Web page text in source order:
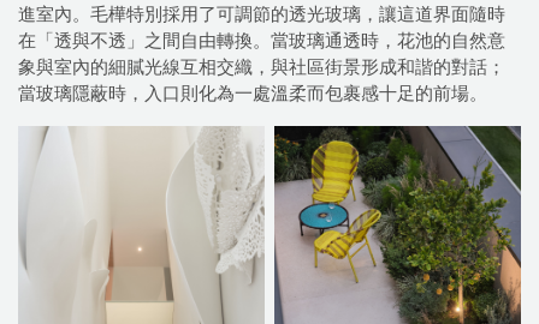
進室內。毛樺特別採用了可調節的透光玻璃，讓這道界面隨時
在「透與不透」之間自由轉換。當玻璃通透時，花池的自然意
象與室內的細膩光線互相交織，與社區街景形成和諧的對話；
當玻璃隱蔽時，入口則化為一處溫柔而包裹感十足的前場。